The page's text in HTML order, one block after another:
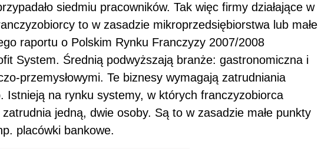
siedmiu pracowników. Tak więc firmy działające w
to w zasadzie mikroprzedsiębiorstwa lub małe
raportu o Polskim Rynku Franczyzy 2007/2008
System. Średnią podwyższają branże: gastronomiczna i
przemysłowymi. Te biznesy wymagają zatrudniania
Istnieją na rynku systemy, w których franczyzobiorca
jedną, dwie osoby. Są to w zasadzie małe punkty
placówki bankowe.